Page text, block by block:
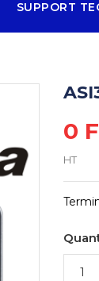
SUPPORT
0
HT